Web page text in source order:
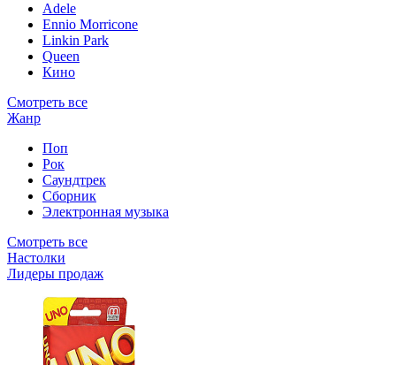
Adele
Ennio Morricone
Linkin Park
Queen
Кино
Смотреть все
Жанр
Поп
Рок
Саундтрек
Сборник
Электронная музыка
Смотреть все
Настолки
Лидеры продаж